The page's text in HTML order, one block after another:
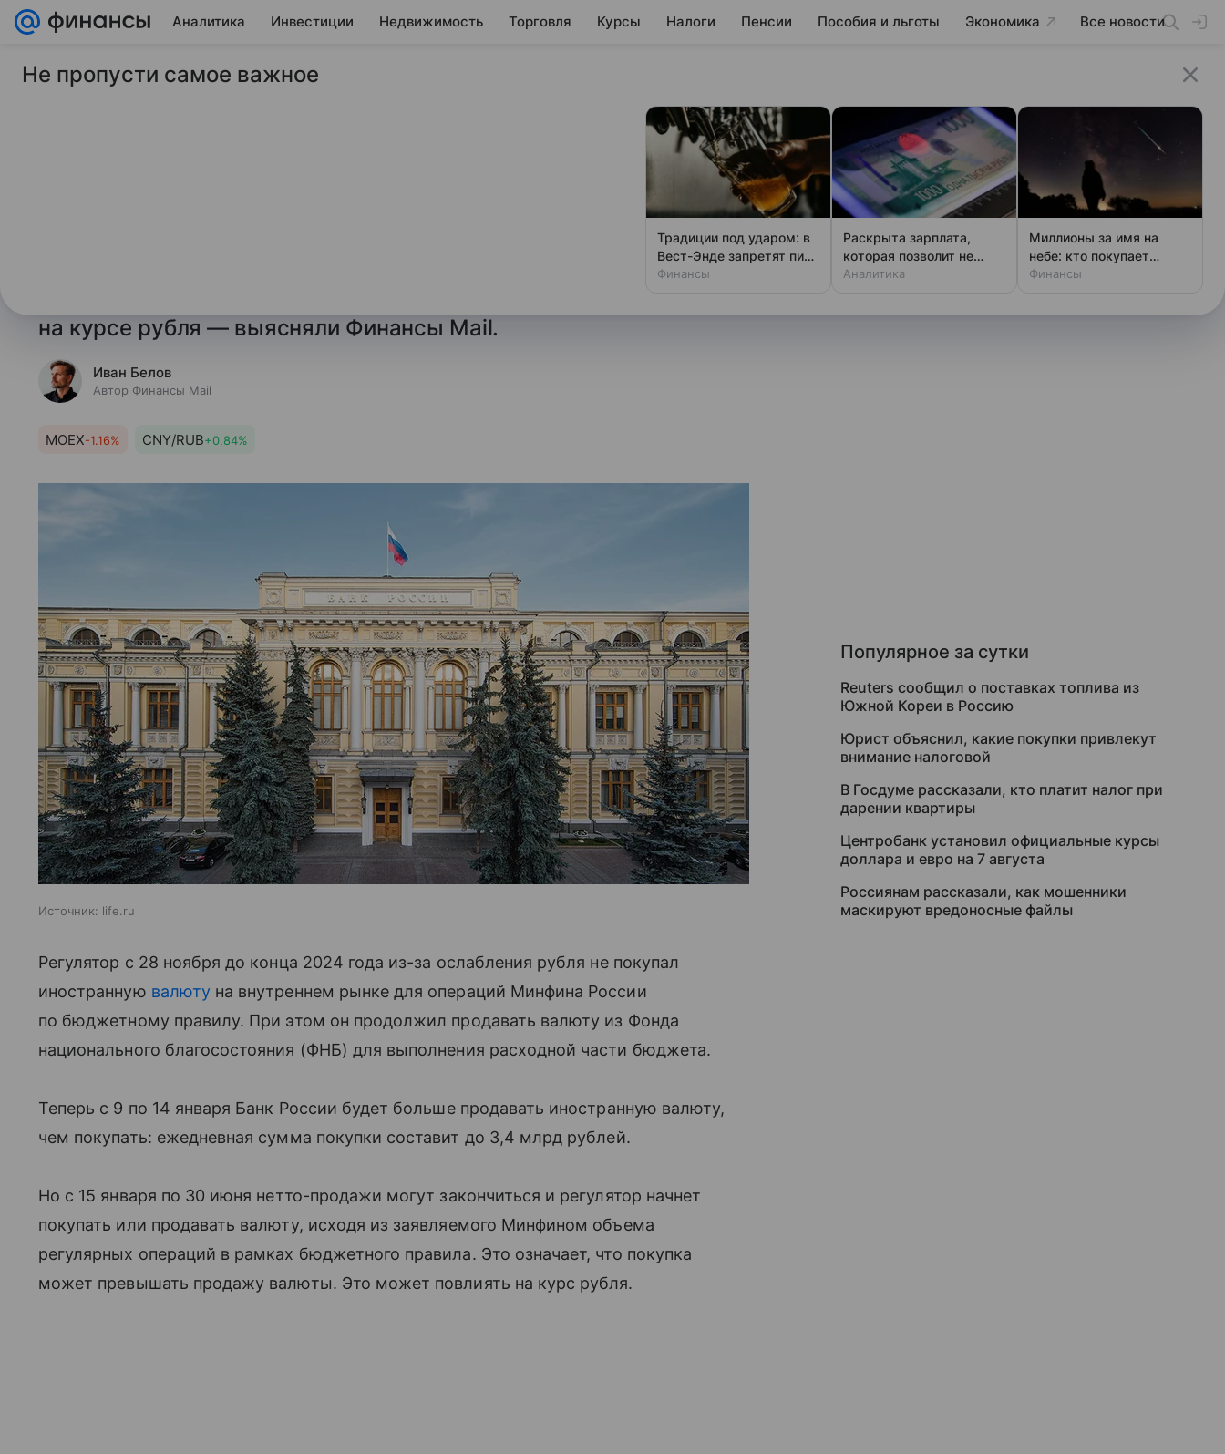
Аналитика Инвестиции Недвижимость Торговля Курсы Налоги Пенсии Пособия и льготы Экономика Все новости
11 января 2025 Финансы Mail
Между покупкой и продажей. Как
Банк России возобновляет регулярную покупку и продажу
на курсе рубля — выясняли Финансы Mail.
Иван Белов
Автор Финансы Mail
MOEX-1.16% CNY/RUB+0.84%
Источник: life.ru
Регулятор с 28 ноября до конца 2024 года из-за ослабления рубля не покупал
иностранную валютуна внутреннем рынке для операций Минфина России
по бюджетному правилу. При этом он продолжил продавать валюту из Фонда
национального благосостояния (ФНБ) для выполнения расходной части бюджета.
Теперь с 9 по 14 января Банк России будет больше продавать иностранную валюту,
чем покупать: ежедневная сумма покупки составит до 3,4 млрд рублей.
Но с 15 января по 30 июня нетто-продажи могут закончиться и регулятор начнет
покупать или продавать валюту, исходя из заявляемого Минфином объема
регулярных операций в рамках бюджетного правила. Это означает, что покупка
может превышать продажу валюты. Это может повлиять на курс рубля.
Популярное за сутки
Reuters сообщил о поставках топлива из
Южной Кореи в Россию
Юрист объяснил, какие покупки привлекут
внимание налоговой
В Госдуме рассказали, кто платит налог при
дарении квартиры
Центробанк установил официальные курсы
доллара и евро на 7 августа
Россиянам рассказали, как мошенники
маскируют вредоносные файлы
Не пропусти самое важное
Традиции под ударом: в
Вест-Энде запретят пить
у стойки
Финансы
Раскрыта зарплата,
которая позволит не
чувствовать зависти
Аналитика
Миллионы за имя на
небе: кто покупает
звезды
Финансы